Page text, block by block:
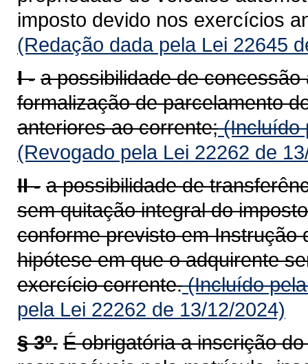
imposto devido nos exercícios
(Redação dada pela Lei 22645
I - a possibilidade de
formalização de parcelamento
anteriores ao corrente;(Incluído
(Revogado pela Lei 22262 de
II - a possibilidade de
sem quitação integral do
conforme previsto em Instrução
hipótese em que o adquirente
exercício corrente.(Incluído
pela Lei 22262 de 13/12/2024)
§ 3º. É obrigatória a inscrição